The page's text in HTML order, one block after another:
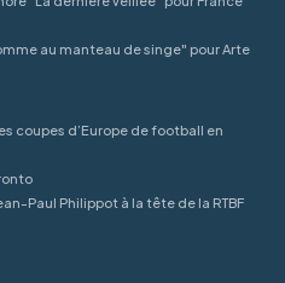
au manteau de singe" pour Arte
coupes d’Europe de football en
Paul Philippot à la tête de la RTBF